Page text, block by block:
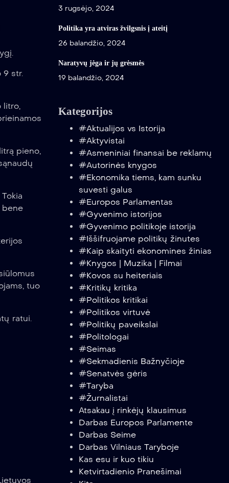
9 str.
litro,
pieno,
bene
tuo
ratui.
Politikų veiklos vertinimo vingiai
Praėjusią savaitę pristačiau pirmąjį
3 rugsėjo, 2024
Politika yra atviras žvilgsnis į ateitį
26 balandžio, 2024
Naratyvų jėga ir jų grėsmės
19 balandžio, 2024
Kategorijos
#Aktualijos vs Istorija
#Aktyvistai
#Asmeniniai finansai be reklamų
#Autorinės knygos
#Ekonomika tiems, kam sunku
suvesti galus
#Europos Parlamentas
#Gyvenimo istorijos
#Gyvenimo politikoje istorija
#Iššifruojame politikų žinutes
#Kaip skaityti ekonomines žinias
#Knygos | Muzika | Filmai
#Kovos su heiteriais
#Kritikų kritika
#Politikos kritikai
#Politikos virtuvė
#Politikų paveikslai
#Politologai
#Seimas
#Sekmadienis Bažnyčioje
#Senatvės gėris
#Taryba
#Žurnalistai
Atsakau į rinkėjų klausimus
Darbas Europos Parlamente
Darbas Seime
Darbas Vilniaus Taryboje
Kas esu ir kuo tikiu
Ketvirtadienio Pranešimai